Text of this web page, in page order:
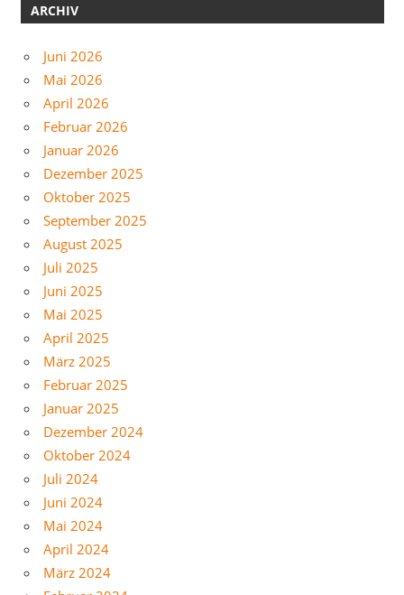
ARCHIV
Juni 2026
Mai 2026
April 2026
Februar 2026
Januar 2026
Dezember 2025
Oktober 2025
September 2025
August 2025
Juli 2025
Juni 2025
Mai 2025
April 2025
März 2025
Februar 2025
Januar 2025
Dezember 2024
Oktober 2024
Juli 2024
Juni 2024
Mai 2024
April 2024
März 2024